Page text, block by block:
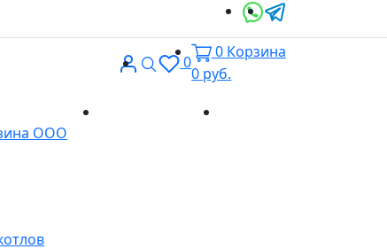
ВходПоиск
0
0 Корзина
0 руб.
ООО